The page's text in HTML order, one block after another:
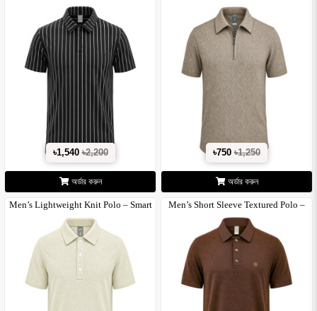
৳1,540৳2,200
অর্ডার করুন
for..
৳750 ৳1,250
অর্ডার করুন
Men’s Lightweight Knit Polo – Smart
Ca..
Men’s Short Sleeve Textured Polo –
Cla..